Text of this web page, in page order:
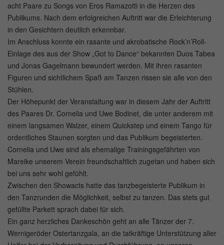
acht Paare zu Songs von Eros Ramazotti in die Herzen des
Publikums. Nach dem erfolgreichen Auftritt war die Erleichterung
in den Gesichtern deutlich erkennbar.
Im Anschluss konnte ein rasante und akrobatische Rock’n’Roll-
Einlage des aus der Show „Got to Dance“ bekannten Duos Tabea
und Jonas Gagelmann bewundert werden. Mit ihren rasanten
Figuren und sichtlichem Spaß am Tanzen rissen sie alle von den
Stühlen.
Der Höhepunkt der Veranstaltung war in diesem Jahr der Auftritt
des Paares Dr. Cornelia und Uwe Bodinet, die unter anderem mit
einem langsamen Walzer, einem Quickstep und einem Tango für
ordentliches Staunen sorgten und das Publikum begeisterten.
Cornelia und Uwe sind als ehemalige Trainingsgefährten von
Mareike unserem Verein freundschaftlich zugetan und haben sich
bei uns sehr wohl gefühlt.
Zwischen den Showacts hatte das tanzbegeisterte Publikum in
den Tanzrunden die Möglichkeit, selbst zu tanzen. Das stets gut
gefüllte Parkett sprach dabei für sich.
Ein ganz herzliches Dankeschön geht an alle Tänzer der 7.
Wernigeröder Ostertanzgala, an die tatkräftige Unterstützung aller